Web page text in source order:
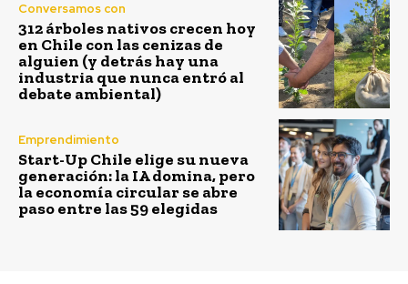
Conversamos con
312 árboles nativos crecen hoy
en Chile con las cenizas de
alguien (y detrás hay una
industria que nunca entró al
debate ambiental)
Emprendimiento
Start-Up Chile elige su nueva
generación: la IA domina, pero
la economía circular se abre
paso entre las 59 elegidas